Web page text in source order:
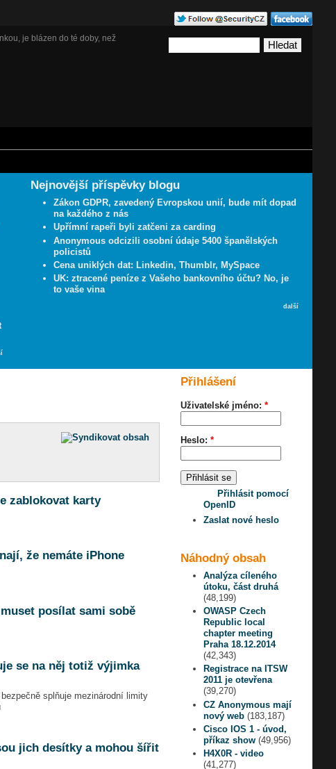
je blázen do té doby, než
Nejnovější příspěvky blogu
Zákon GDPR, zavedený Evropskou unií, bude mít dopad
na každého z nás
Upřímní rapeři byli zatčeni za carding
Anonymous odcizili osobní údaje 5400 španělských
policistů
Cena uniklých dat: Linkedin, Thumblr, MySpace
UK: ztracené peníze z Vašeho bankovního účtu? No, je
to vaše vina
další
zablokovat karty
že nemáte iPhone
posílat sami sobě
se na něj totiž výjimka
splňuje mezinárodní limity
jich desítky a mohou šířit
Přihlášení
Uživatelské jméno: *
Heslo: *
Přihlásit pomocí
OpenID
Zaslat nové heslo
Náhodný obsah
Analýza cíleného
útoku, část druhá
(48,199)
OWASP Czech
Republic local
chapter meeting
Praha 18.12.2014
(42,343)
Registrace na ITSW
2011 je otevřena
(39,270)
CZ Anonymous mají
nový web (183,187)
Cisco IOS 1 - úvod,
příkaz show (49,956)
H4X0R - video
(41,277)